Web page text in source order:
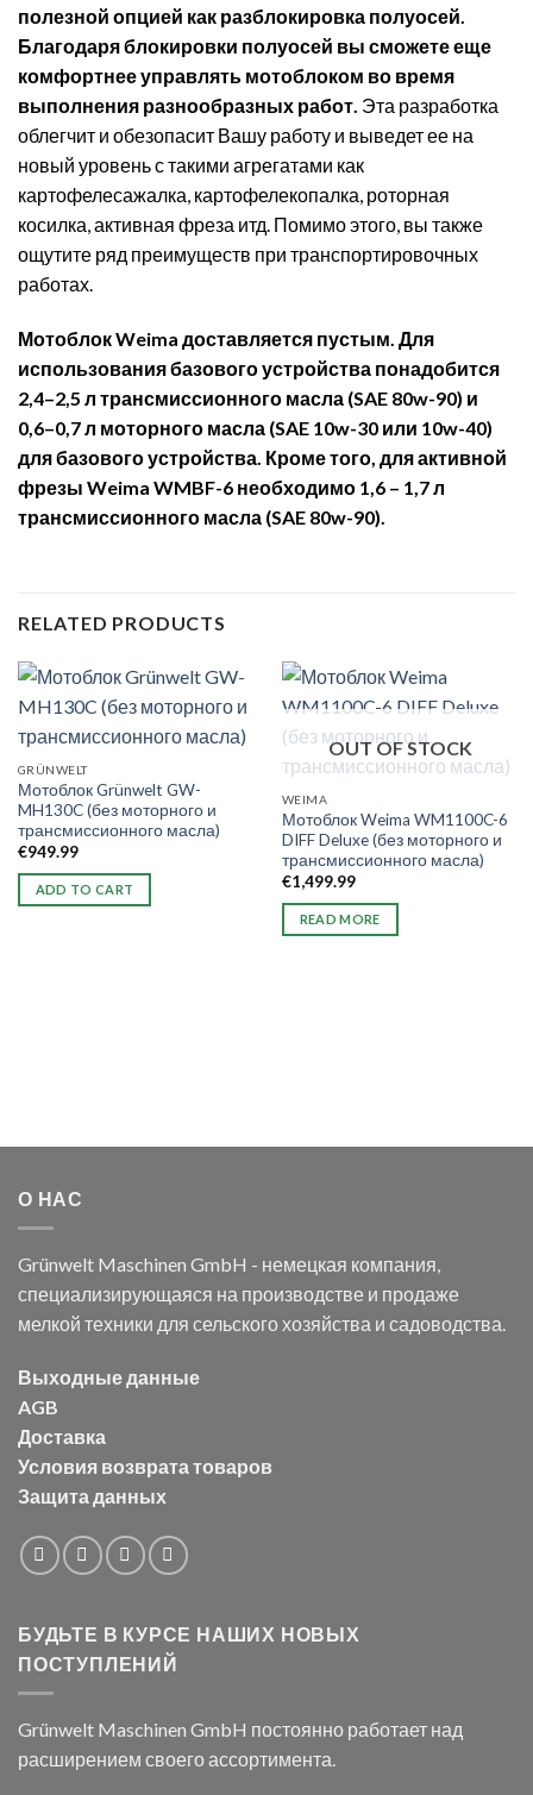
полезной опцией как разблокировка полуосей.
Благодаря блокировки полуосей вы сможете еще
комфортнее управлять мотоблоком во время
выполнения разнообразных работ. Эта разработка
облегчит и обезопасит Вашу работу и выведет ее на
новый уровень с такими агрегатами как
картофелесажалка, картофелекопалка, роторная
косилка, активная фреза итд. Помимо этого, вы также
ощутите ряд преимуществ при транспортировочных
работах.
Мотоблок Weima доставляется пустым. Для
использования базового устройства понадобится
2,4–2,5 л трансмиссионного масла (SAE 80w-90) и
0,6–0,7 л моторного масла (SAE 10w-30 или 10w-40)
для базового устройства. Кроме того, для активной
фрезы Weima WMBF-6 необходимо 1,6 – 1,7 л
трансмиссионного масла (SAE 80w-90).
RELATED PRODUCTS
GRÜNWELT
Мотоблок Grünwelt GW-
MH130C (без моторного и
трансмиссионного масла)
€949.99
ADD TO CART
OUT OF STOCK
WEIMA
Мотоблок Weima WM1100C-6
DIFF Deluxe (без моторного и
трансмиссионного масла)
€1,499.99
READ MORE
О НАС
Grünwelt Maschinen GmbH - немецкая компания,
специализирующаяся на производстве и продаже
мелкой техники для сельского хозяйства и садоводства.
Выходные данные
AGB
Доставка
Условия возврата товаров
Защита данных
БУДЬТЕ В КУРСЕ НАШИХ НОВЫХ
ПОСТУПЛЕНИЙ
Grünwelt Maschinen GmbH постоянно работает над
расширением своего ассортимента.